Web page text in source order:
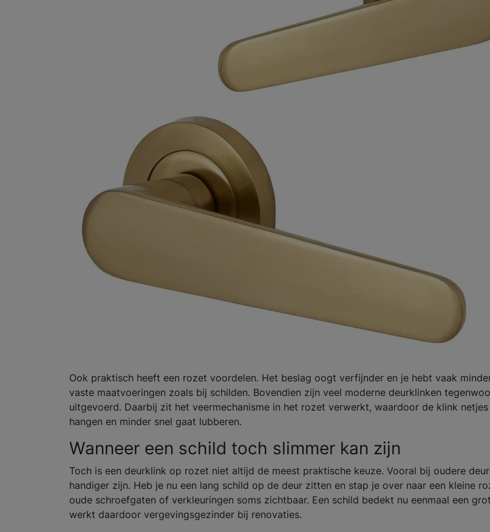
Ook praktisch heeft een rozet voordelen. Het beslag oogt verfijnder en je hebt vaak
vaste maatvoeringen zoals bij schilden. Bovendien zijn veel moderne deurklinken
uitgevoerd. Daarbij zit het veermechanisme in het rozet verwerkt, waardoor de klink
hangen en minder snel gaat lubberen.
Wanneer een schild toch slimmer kan zijn
Toch is een deurklink op rozet niet altijd de meest praktische keuze. Vooral bij oudere
handiger zijn. Heb je nu een lang schild op de deur zitten en stap je over naar een kleine
oude schroefgaten of verkleuringen soms zichtbaar. Een schild bedekt nu eenmaal een
werkt daardoor vergevingsgezinder bij renovaties.